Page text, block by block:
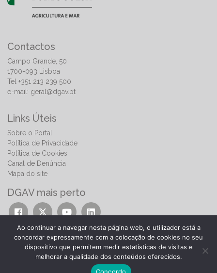
Contactos
Campo Grande, 50
1700-093 Lisboa
Tel +351 213 239 500
e-mail: geral@dgav.pt
Links Úteis
Sobre o Portal
Política de Privacidade
Política de Cookies
Canal de Denúncia
Mapa do site
DGAV mais perto
© 2026 | Direção-Geral de Alimentação e Veterinária
Ao continuar a navegar nesta página web, o utilizador está a
concordar expressamente com a colocação de cookies no seu
dispositivo que permitem medir estatísticas de visitas e
melhorar a qualidade dos conteúdos oferecidos.
Concordo